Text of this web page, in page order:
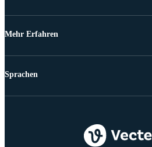
Mehr Erfahren
Sprachen